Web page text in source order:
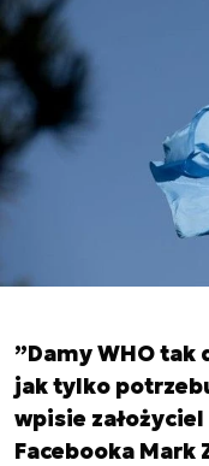
”Damy WHO
jak tylko
wpisie
Facebooka Mark